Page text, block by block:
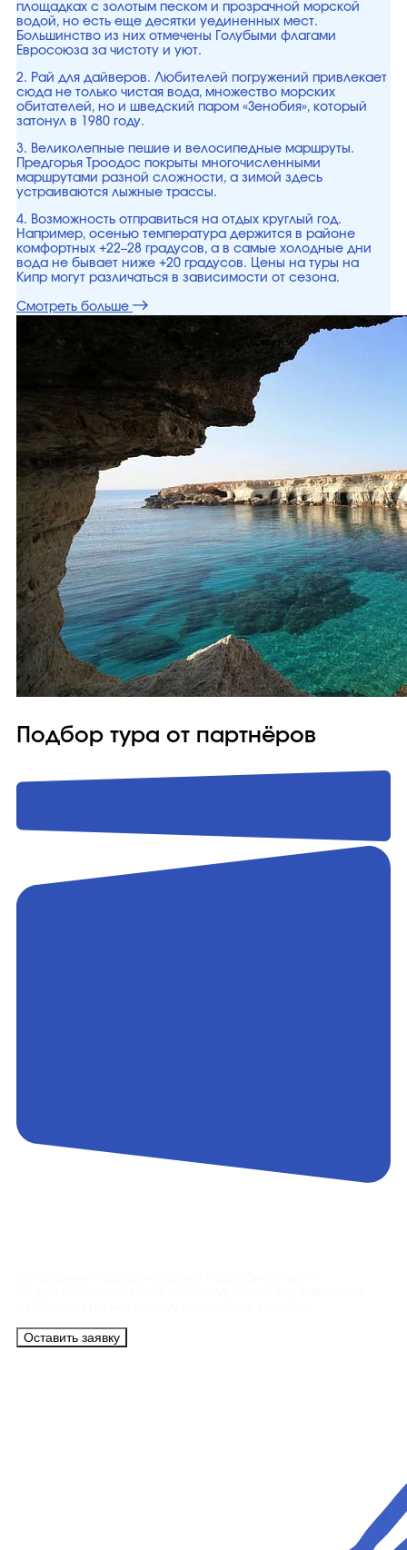
площадках с золотым песком и прозрачной морской
водой, но есть еще десятки уединенных мест.
Большинство из них отмечены Голубыми флагами
Евросоюза за чистоту и уют.
2. Рай для дайверов. Любителей погружений привлекает
сюда не только чистая вода, множество морских
обитателей, но и шведский паром «Зенобия», который
затонул в 1980 году.
3. Великолепные пешие и велосипедные маршруты.
Предгорья Троодос покрыты многочисленными
маршрутами разной сложности, а зимой здесь
устраиваются лыжные трассы.
4. Возможность отправиться на отдых круглый год.
Например, осенью температура держится в районе
комфортных +22–28 градусов, а в самые холодные дни
вода не бывает ниже +20 градусов. Цены на туры на
Кипр могут различаться в зависимости от сезона.
Смотреть больше
Подбор тура от партнёров
Оставить заявку